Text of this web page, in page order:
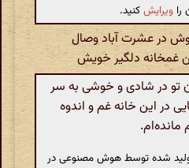
را ویرایشکنید.
در عشرت آباد وصال
غمخانه دلگیر خویش
در شادی و خوشی به سر
در این خانه غم و اندوه
شده توسط هوش مصنوعی در